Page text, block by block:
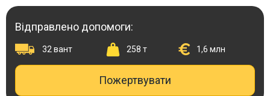
Перейти
до
вмістуВідправлено допомоги:
32 вант 258 т 1,6 млн
Пожертвувати